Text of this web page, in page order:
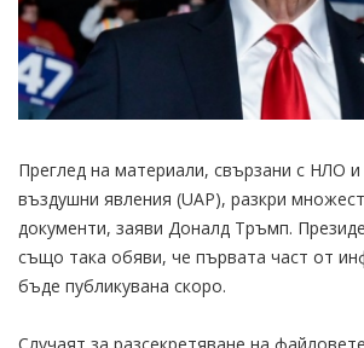
Преглед на материали, свързани с НЛО
въздушни явления (UAP), разкри
документи, заяви Доналд Тръмп.
също така обяви, че първата част от
бъде публикувана скоро.